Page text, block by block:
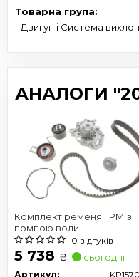
Товарна група:
- Двигун і Система
АНАЛОГИ
Комплект ременя ГРМ з
помпою води
0 відгуків
5 738 ₴ сьогодні
Артикул: